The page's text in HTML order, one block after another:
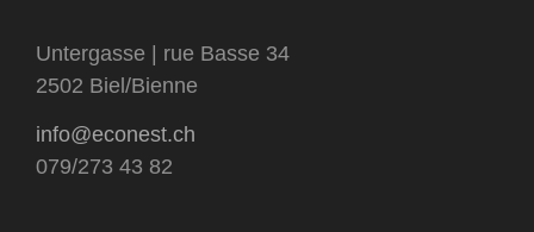
Untergasse | rue Basse 34
2502 Biel/Bienne
info@econest.ch
079/273 43 82